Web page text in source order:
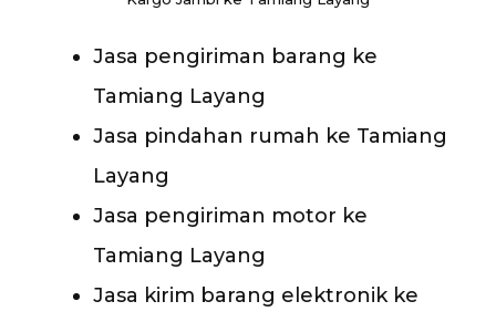
Jasa pengiriman barang ke
Tamiang Layang
Jasa pindahan rumah ke Tamiang
Layang
Jasa pengiriman motor ke
Tamiang Layang
Jasa kirim barang elektronik ke